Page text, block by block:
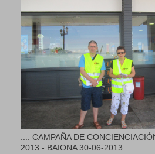
.... CAMPAÑA DE
2013 - BAIONA 30-06-2013 .........